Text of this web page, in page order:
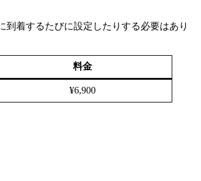
着するたびに設定したりする必要はあり
料金
¥6,900